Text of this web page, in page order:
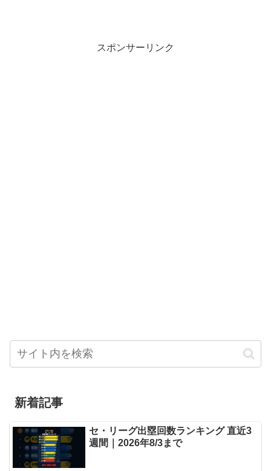
スポンサーリンク
新着記事
セ・リーグ出塁回数ランキング 直近3
週間｜2026年8/3まで